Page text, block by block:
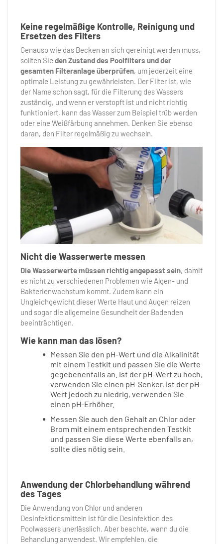
Keine regelmäßige Kontrolle, Reinigung und
Ersetzen des Filters
Genauso wie das Becken an sich gereinigt werden muss,
sollten Sie den Zustand des Poolfilters und der
gesamten Filteranlage überprüfen, um jederzeit eine
optimale Leistung zu gewährleisten. Der Filter ist, wie
der Name schon sagt, für die Filterung des Wassers
zuständig, und wenn er verstopft ist und nicht richtig
funktioniert, kann das Wasser zum Beispiel trüb werden
oder eine Weißfärbung annehmen. Denken Sie ebenso
daran, den Filter regelmäßig zu wechseln.
Nicht die Wasserwerte messen
Die Wasserwerte müssen richtig angepasst sein, damit
es nicht zu verschiedenen Problemen wie Algen- und
Bakterienwachstum kommt. Zudem kann ein
Ungleichgewicht dieser Werte Haut und Augen reizen
und sogar die allgemeine Gesundheit der Badenden
beeinträchtigen.
Wie kann man das lösen?
Messen Sie den pH-Wert und die Alkalinität
mit einem Testkit und passen Sie die Werte
gegebenenfalls an. Ist der pH-Wert zu hoch,
verwenden Sie einen pH-Senker, ist der pH-
Wert jedoch zu niedrig, verwenden Sie
einen pH-Erhöher.
Messen Sie auch den Gehalt an Chlor oder
Brom mit einem entsprechenden Testkit
und passen Sie diese Werte ebenfalls an,
sollte dies nötig sein.
Anwendung der Chlorbehandlung während
des Tages
Die Anwendung von Chlor und anderen
Desinfektionsmitteln ist für die Desinfektion des
Poolwassers unerlässlich. Aber beachte, wann du die
Behandlung anwendest. Wir empfehlen, die